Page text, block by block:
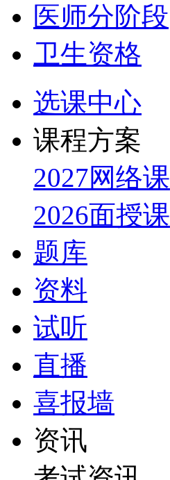
医师分阶段
卫生资格
选课中心
课程方案
2027网络课
2026面授课
题库
资料
试听
直播
喜报墙
资讯